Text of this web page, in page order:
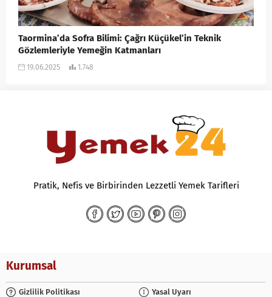
Taormina’da Sofra Bilimi: Çağrı Küçükel’in Teknik
Gözlemleriyle Yemeğin Katmanları
19.06.2025 1.748
Pratik, Nefis ve Birbirinden Lezzetli Yemek Tarifleri
Kurumsal
Gizlilik Politikası Yasal Uyarı